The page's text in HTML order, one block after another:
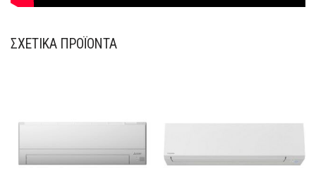
ΣΧΕΤΙΚΆ ΠΡΟΪΌΝΤΑ